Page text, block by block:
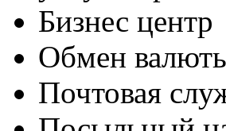
Бизнес центр
Обмен
Почтовая